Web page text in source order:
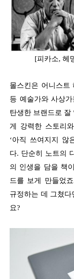
[피카소, 헤
몰스킨은 어니스트
등 예술가와 사상
탄생한 브랜드로 잘
게 강력한 스토리
‘아직 쓰여지지 않
다. 단순히 노트의
의 인생을 담을 책
드를 보게 만들었
규정하는 데 그쳤
요?